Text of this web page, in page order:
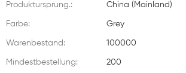
Produktursprung.: China (Mainland)
Farbe: Grey
Warenbestand: 100000
Mindestbestellung: 200